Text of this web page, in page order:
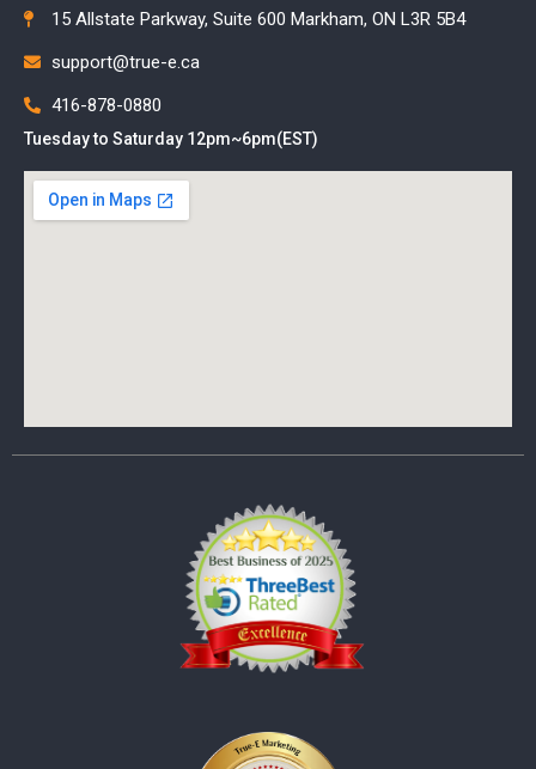
15 Allstate Parkway, Suite 600 Markham, ON L3R 5B4
support@true-e.ca
416-878-0880
Tuesday to Saturday 12pm~6pm(EST)